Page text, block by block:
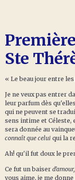
Ste
« Le beau jour entre
Je ne veux pas entrer
leur parfum dès
qui ne peuvent se
sens intime et Céleste,
sera donnée au
connaît que celui qui la
Ah! qu'il fut doux le
Ce fut un baiser d'amour,
vous aime, je me